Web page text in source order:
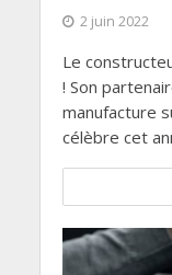
2 juin 2022
Le
! Son
manufacture
célèbre cet